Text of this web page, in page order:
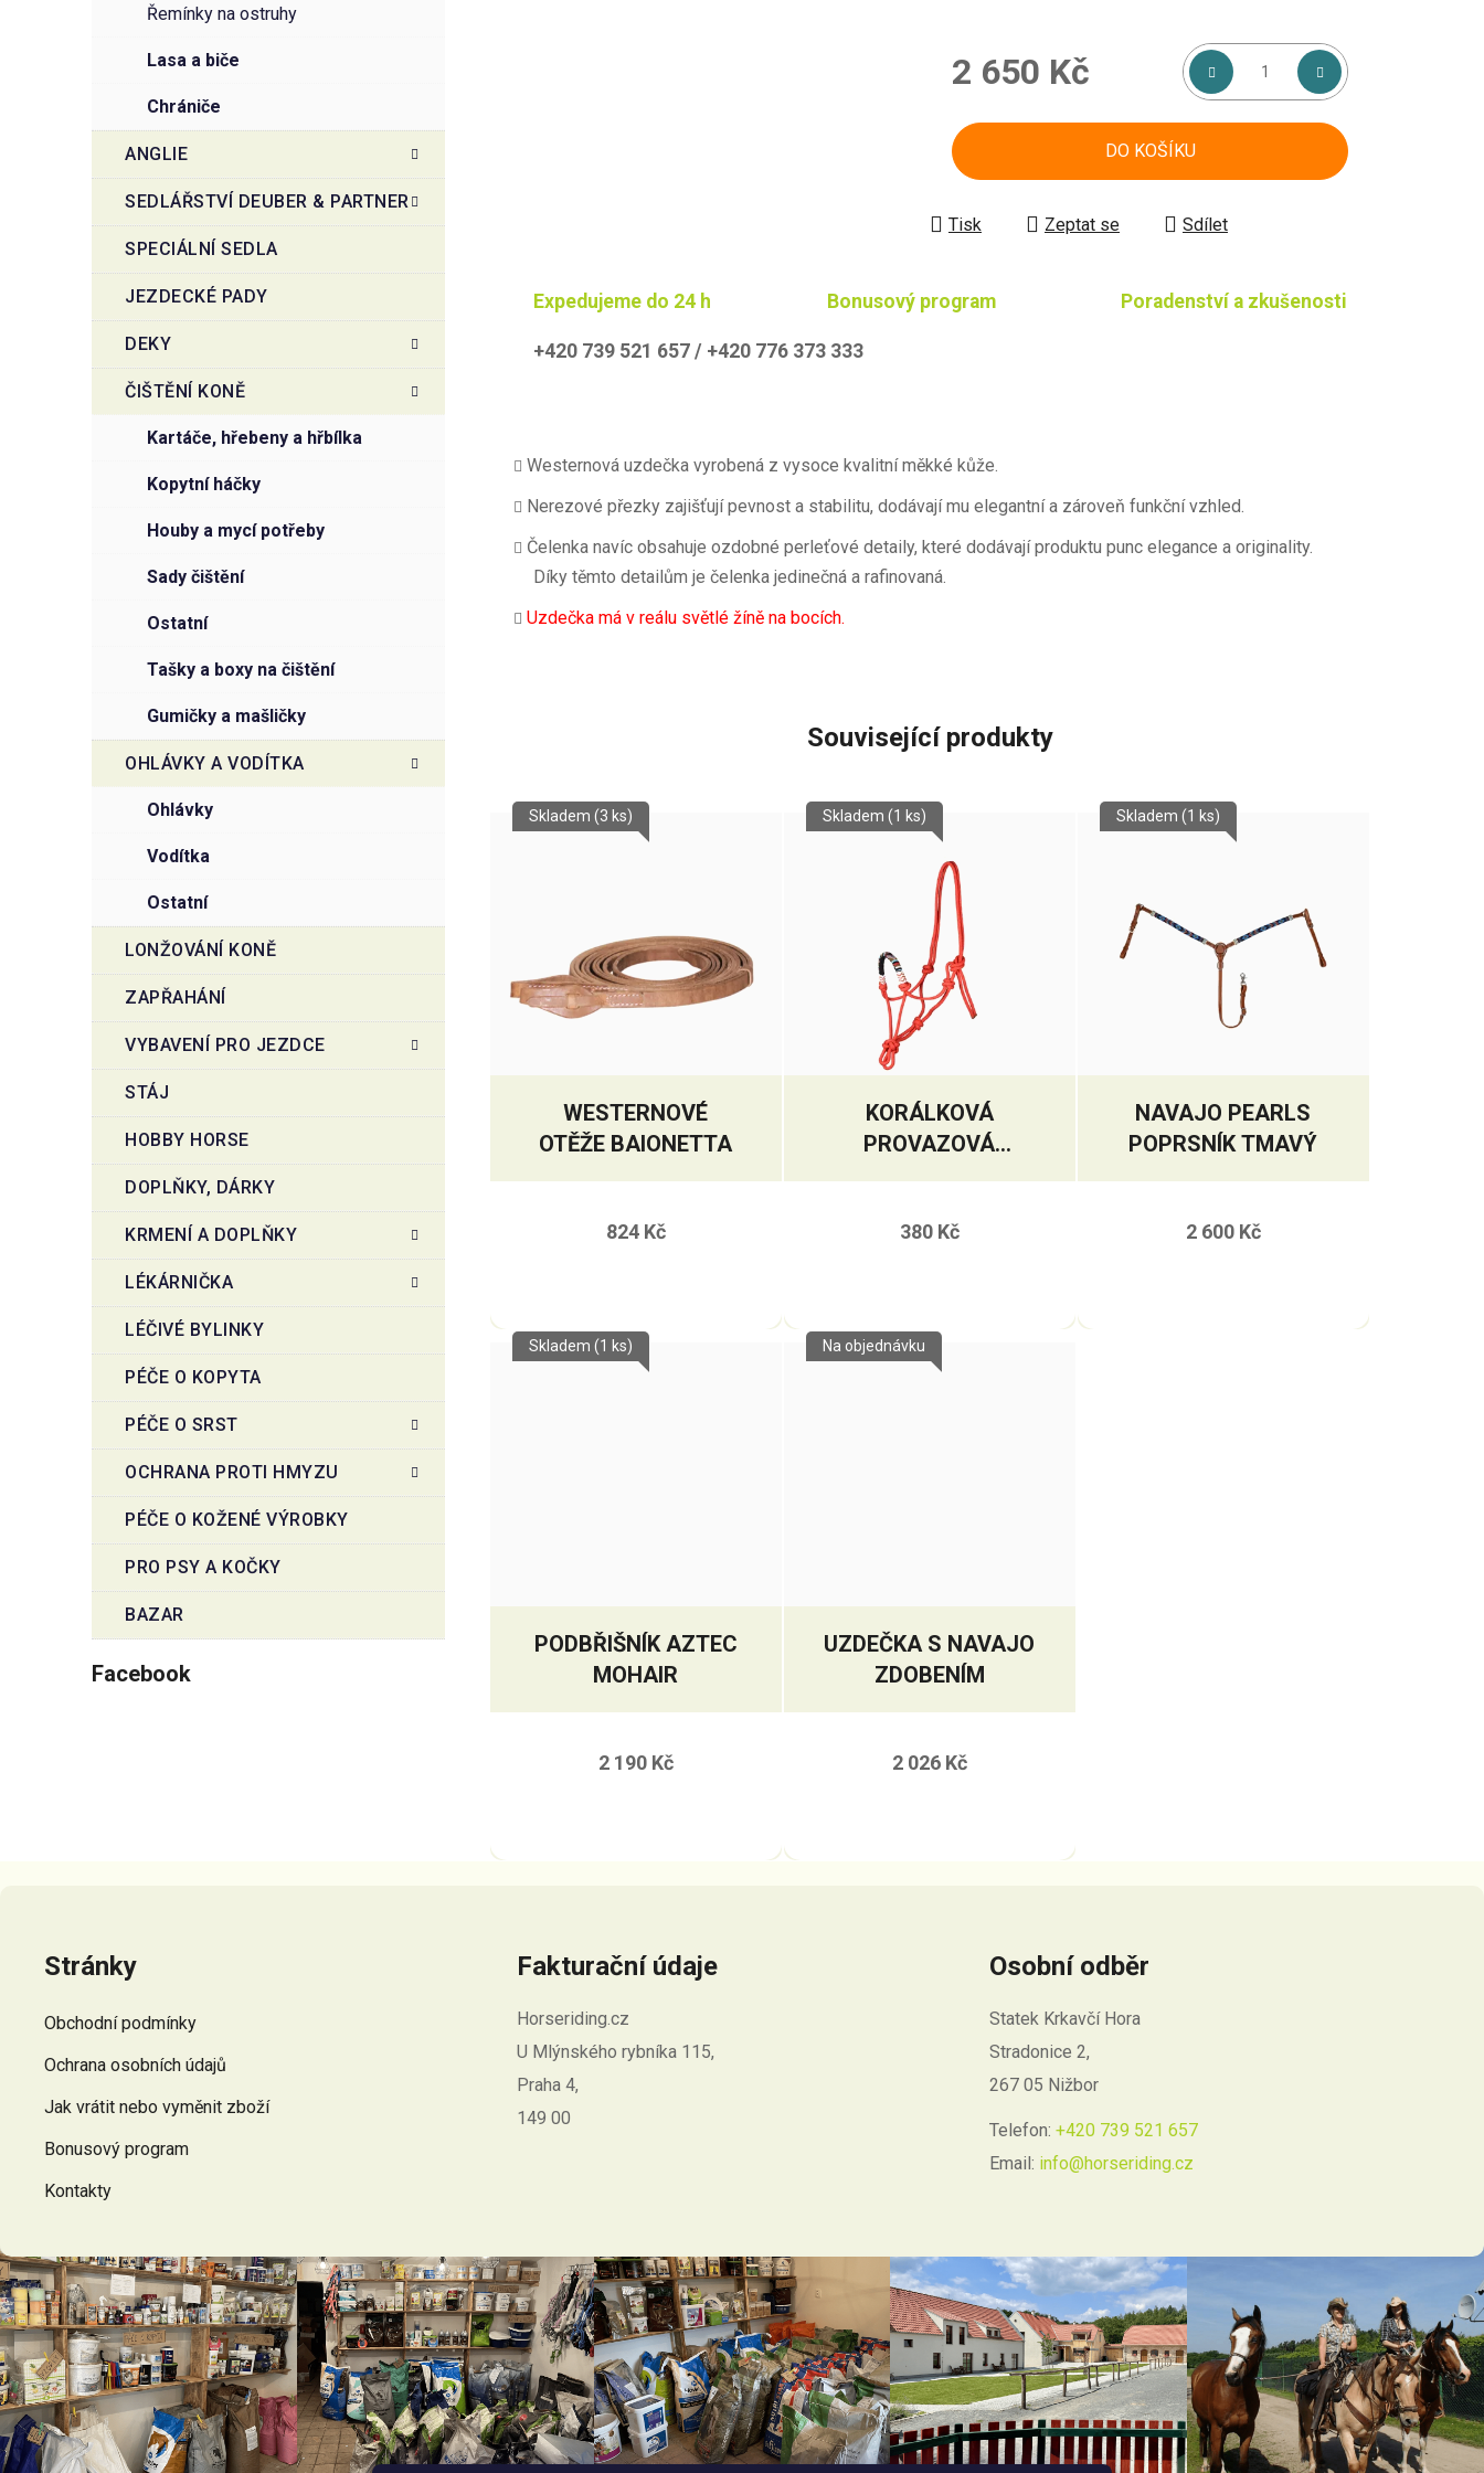
řemínky na ostruhy
lasa a biče
chrániče
ANGLIE
SEDLÁŘSTVÍ DEUBER & PARTNER
SPECIÁLNÍ SEDLA
JEZDECKÉ PADY
DEKY
ČIŠTĚNÍ KONĚ
kartáče, hřebeny a hřbílka
kopytní háčky
houby a mycí potřeby
sady čištění
ostatní
tašky a boxy na čištění
gumičky a mašličky
OHLÁVKY A VODÍTKA
ohlávky
vodítka
ostatní
LONŽOVÁNÍ KONĚ
ZAPŘAHÁNÍ
VYBAVENÍ PRO JEZDCE
STÁJ
HOBBY HORSE
DOPLŇKY, DÁRKY
KRMENÍ A DOPLŇKY
LÉKÁRNIČKA
LÉČIVÉ BYLINKY
PÉČE O KOPYTA
PÉČE O SRST
OCHRANA PROTI HMYZU
PÉČE O KOŽENÉ VÝROBKY
PRO PSY A KOČKY
BAZAR
Facebook
2 650 Kč
DO KOŠÍKU
Tisk Zeptat se Sdílet
Expedujeme do 24 h Bonusový program Poradenství a zkušenosti
+420 739 521 657 / +420 776 373 333
Westernová uzdečka vyrobená z vysoce kvalitní měkké kůže.
Nerezové přezky zajišťují pevnost a stabilitu, dodávají mu elegantní a zároveň funkční vzhled.
Čelenka navíc obsahuje ozdobné perleťové detaily, které dodávají produktu punc elegance a originality.
Díky těmto detailům je čelenka jedinečná a rafinovaná.
Uzdečka má v reálu světlé žíně na bocích.
Související produkty
WESTERNOVÉ
OTĚŽE BAIONETTA
Skladem (3 ks)
824 Kč
KORÁLKOVÁ
PROVAZOVÁ
OHLÁVKA PEARLS
Skladem (1 ks)
380 Kč
NAVAJO PEARLS
POPRSNÍK TMAVÝ
Skladem (1 ks)
2 600 Kč
PODBŘIŠNÍK AZTEC
MOHAIR
Skladem (1 ks)
2 190 Kč
UZDEČKA S NAVAJO
ZDOBENÍM
Na objednávku
2 026 Kč
Stránky
Obchodní podmínky
Ochrana osobních údajů
Jak vrátit nebo vyměnit zboží
Bonusový program
Kontakty
Fakturační údaje
Horseriding.cz
U Mlýnského rybníka 115,
Praha 4,
149 00
Osobní odběr
Statek Krkavčí Hora
Stradonice 2,
267 05 Nižbor
Telefon: +420 739 521 657
Email: info@horseriding.cz